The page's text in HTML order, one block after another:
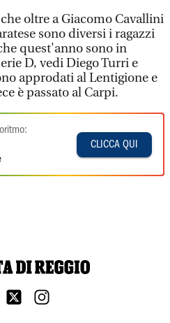
oltre a Giacomo Cavallini
sono diversi i ragazzi
quest'anno sono in
D, vedi Diego Turri e
approdati al Lentigione e
è passato al Carpi.
CLICCA QUI